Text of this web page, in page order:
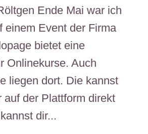
Ende Mai war ich
einem Event der Firma
bietet eine
Onlinekurse. Auch
liegen dort. Die kannst
auf der Plattform direkt
dir...